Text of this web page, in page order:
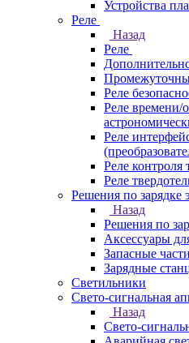
Устройства
Реле
Назад
Реле
Реле
Реле времени/
Реле
Реле контроля
Реле
Решения по зарядке
Назад
Решения по
Аксессуары
Запасные
Зарядные
Светильники
Свето-сигнальная
Назад
Свето-